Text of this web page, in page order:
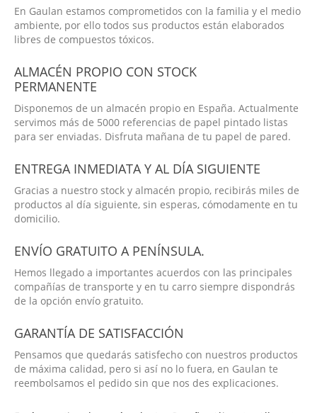
En Gaulan estamos comprometidos con la familia y el medio
ambiente, por ello todos sus productos están elaborados
libres de compuestos tóxicos.
ALMACÉN PROPIO CON STOCK
PERMANENTE
Disponemos de un almacén propio en España. Actualmente
servimos más de 5000 referencias de papel pintado listas
para ser enviadas. Disfruta mañana de tu papel de pared.
ENTREGA INMEDIATA Y AL DÍA SIGUIENTE
Gracias a nuestro stock y almacén propio, recibirás miles de
productos al día siguiente, sin esperas, cómodamente en tu
domicilio.
ENVÍO GRATUITO A PENÍNSULA.
Hemos llegado a importantes acuerdos con las principales
compañías de transporte y en tu carro siempre dispondrás
de la opción envío gratuito.
GARANTÍA DE SATISFACCIÓN
Pensamos que quedarás satisfecho con nuestros productos
de máxima calidad, pero si así no lo fuera, en Gaulan te
reembolsamos el pedido sin que nos des explicaciones.